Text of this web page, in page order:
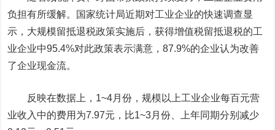
负担有所缓解。国家统计局近期对工业企业的快速调查显
示，大规模留抵退税政策实施后，获得增值税留抵退税的工
业企业中95.4%对此政策表示满意，87.9%的企业认为改善
了企业现金流。
反映在数据上，1~4月份，规模以上工业企业每百元营
业收入中的费用为7.97元，比1~3月份、上年同期分别减少